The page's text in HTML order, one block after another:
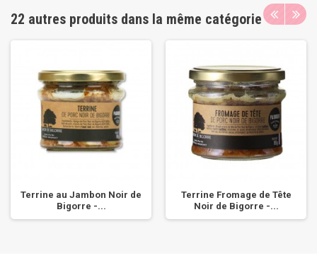
22 autres produits dans la même catégorie
Terrine au Jambon Noir de
Bigorre -...
Terrine Fromage de Tête
Noir de Bigorre -...